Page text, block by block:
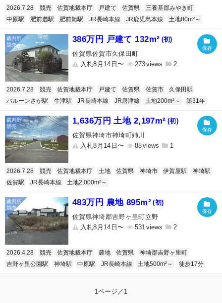
2026.7.28 競売 佐賀地裁本庁 戸建て 佐賀県
三養基郡みやき町
中原駅
肥前麓駅 肥前旭駅 JR長崎本線 JR鹿児島本線 土地80m²～
386万円 戸建て 132m² (初)
佐賀県佐賀市久保田町
入札8月14日〜
273 2
2026.7.28 競売 佐賀地裁本庁 戸建て 佐賀県 佐賀市
久保田駅
バルーンさが駅
牛津駅 JR長崎本線 JR唐津線 土地200m²～ 築31年
1,636万円 土地 2,197m² (初)
佐賀県神埼市神埼町姉川
入札8月14日〜
88 1
2026.7.28 競売 佐賀地裁本庁 土地 佐賀県 神埼市 伊賀屋駅
神埼駅
佐賀駅
JR長崎本線 土地2,000m²～
483万円 農地 895m² (初)
佐賀県神埼郡吉野ヶ里町立野
入札8月14日〜
531 2
2026.4.28 競売 佐賀地裁本庁 農地 佐賀県
神埼郡吉野ヶ里町
吉野ヶ里公園駅
神埼駅 中原駅 JR長崎本線 土地500m²～ 徒歩17分
1ページ／1